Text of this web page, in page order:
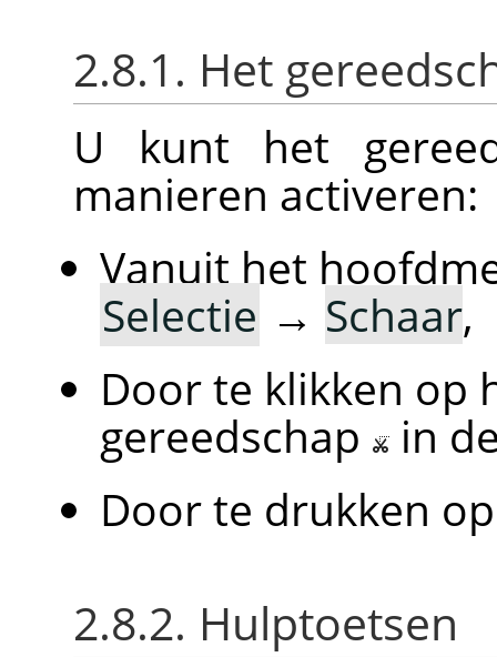
2.8.1. Het
U kunt het
manieren activeren:
Vanuit het
Selectie → Schaar,
Door te klikken op
gereedschap
in
Door te drukken
2.8.2. Hulptoetsen